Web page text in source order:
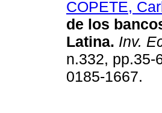
COPETE,
de los
Latina. Inv.
n.332,
0185-1667.